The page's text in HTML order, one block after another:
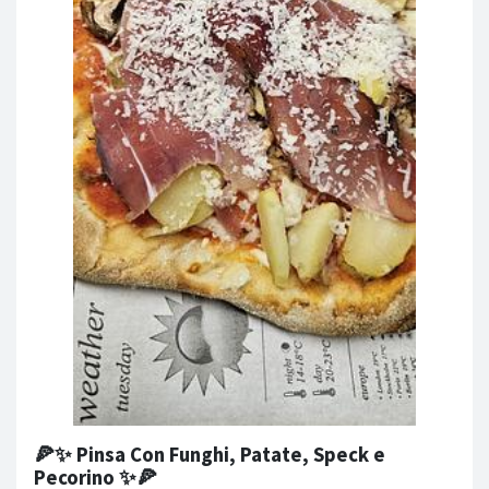
🍕✨ Pinsa Con Funghi, Patate, Speck e
Pecorino ✨🍕